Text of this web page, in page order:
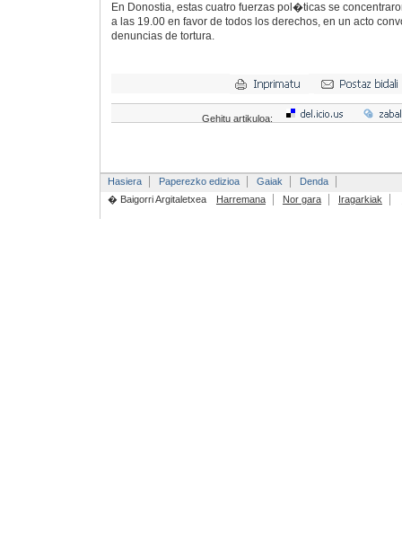
En Donostia, estas cuatro fuerzas pol�ticas se
a las 19.00 en favor de todos los derechos, en un acto
denuncias de tortura.
Gehitu artikuloa:
Hasiera Paperezko edizioa Gaiak
Denda
� Baigorri Argitaletxea
Harremana Nor gara Iragarkiak